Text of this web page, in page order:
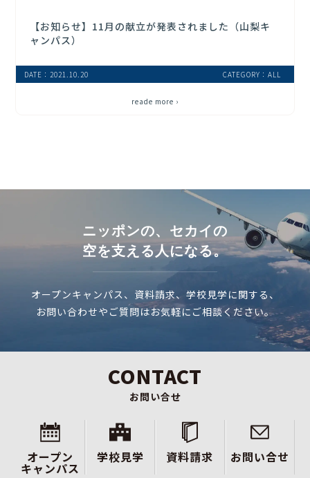
【お知らせ】11月の献立が発表されました（山梨キ
ャンパス）
DATE：2021.10.20 CATEGORY：ALL
reade more ›
ニッポンの、セカイの
空を支える人になる。
オープンキャンパス、資料請求、学校見学に関する、
お問い合わせやご質問はお気軽にご相談ください。
CONTACT
お問い合せ
オープン
キャンパス
学校見学 資料請求 お問い合せ